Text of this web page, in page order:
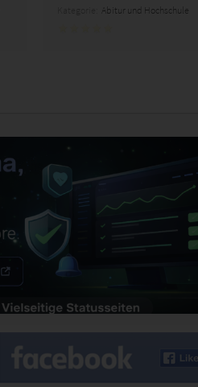
Abitur und Hochschule